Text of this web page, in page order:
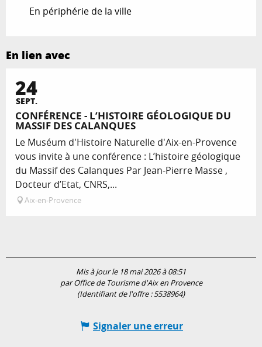
En périphérie de la ville
En lien avec
24
SEPT.
CONFÉRENCE - L’HISTOIRE GÉOLOGIQUE DU
MASSIF DES CALANQUES
Le Muséum d'Histoire Naturelle d'Aix-en-Provence
vous invite à une conférence : L’histoire géologique
du Massif des Calanques Par Jean-Pierre Masse ,
Docteur d’Etat, CNRS,...
Aix-en-Provence
Mis à jour le 18 mai 2026 à 08:51
par Office de Tourisme d'Aix en Provence
(Identifiant de l'offre :5538964)
Signaler une erreur